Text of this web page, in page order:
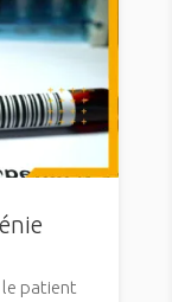
le patient